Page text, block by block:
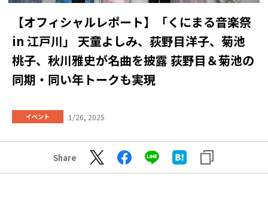
【オフィシャルレポート】「くにまる音楽祭
in 江戸川」 天童よしみ、荻野目洋子、菊池
桃子、秋川雅史が名曲を披露 荻野目＆菊池の
同期・同い年トークも実現
イベント 1/26, 2025
Share